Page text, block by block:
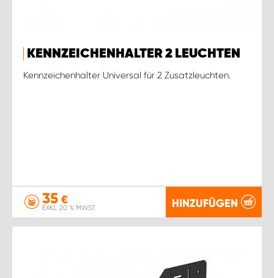
KENNZEICHENHALTER 2 LEUCHTEN
Kennzeichenhalter Universal für 2 Zusatzleuchten.
35 €
EXKL. 20 % MWST. HINZUFÜGEN